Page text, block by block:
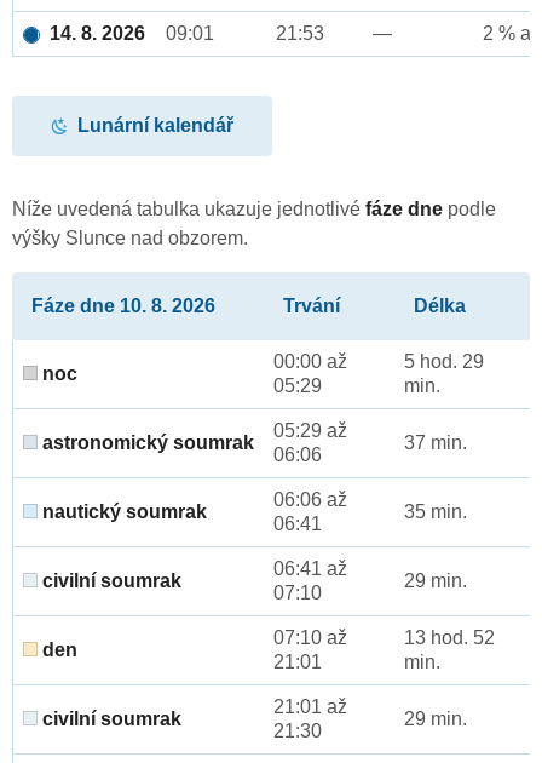
14. 8. 2026 09:01 21:53 — 2 %
Lunární kalendář
Níže uvedená tabulka ukazuje jednotlivé fáze dne podle
výšky Slunce nad obzorem.
Fáze dne 10. 8. 2026 Trvání Délka
noc
00:00 až
05:29
5 hod. 29
min.
astronomický soumrak
05:29 až
06:06
37 min.
nautický soumrak
06:06 až
06:41
35 min.
civilní soumrak
06:41 až
07:10
29 min.
den
07:10 až
21:01
13 hod. 52
min.
civilní soumrak
21:01 až
21:30
29 min.